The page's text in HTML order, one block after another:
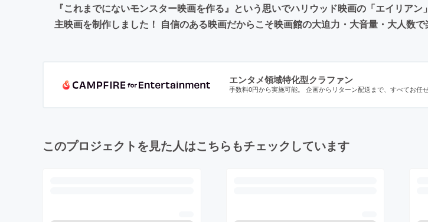
『これまでにないモンスター映画を作る』という思いでハリウッド映画の「エイリア
主映画を制作しました！ 自信のある映画だからこそ映画館の大迫力・大音量・大人数
エンタメ領域特化型クラファン
手数料0円から実施可能。 企画からリターン配送まで、すべてお任
このプロジェクトを見た人はこちらもチェックしています